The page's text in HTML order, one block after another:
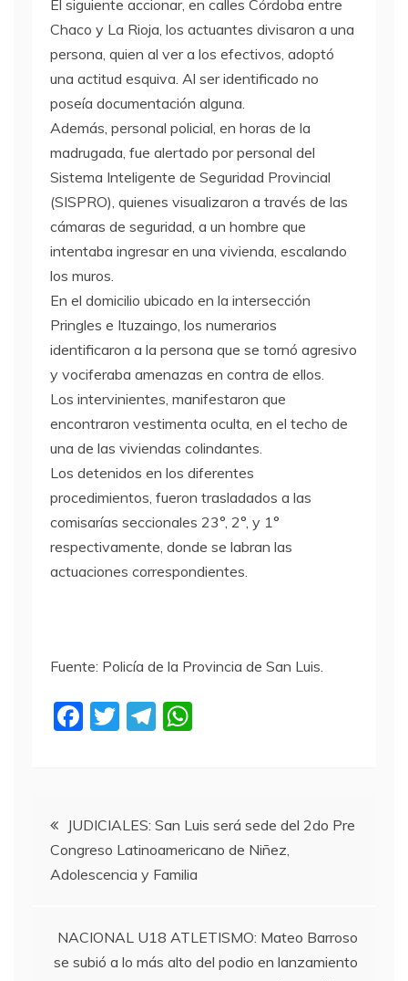
El siguiente accionar, en calles Córdoba entre
Chaco y La Rioja, los actuantes divisaron a una
persona, quien al ver a los efectivos, adoptó
una actitud esquiva. Al ser identificado no
poseía documentación alguna.
Además, personal policial, en horas de la
madrugada, fue alertado por personal del
Sistema Inteligente de Seguridad Provincial
(SISPRO), quienes visualizaron a través de las
cámaras de seguridad, a un hombre que
intentaba ingresar en una vivienda, escalando
los muros.
En el domicilio ubicado en la intersección
Pringles e Ituzaingo, los numerarios
identificaron a la persona que se tornó agresivo
y vociferaba amenazas en contra de ellos.
Los intervinientes, manifestaron que
encontraron vestimenta oculta, en el techo de
una de las viviendas colindantes.
Los detenidos en los diferentes
procedimientos, fueron trasladados a las
comisarías seccionales 23°, 2°, y 1°
respectivamente, donde se labran las
actuaciones correspondientes.
Fuente: Policía de la Provincia de San Luis.
F
b
o
o
T
T
a
m
A
p
p
Navegación
de
JUDICIALES: San Luis será sede del 2do Pre
Congreso Latinoamericano de Niñez,
Adolescencia y Familia
NACIONAL U18 ATLETISMO: Mateo Barroso
se subió a lo más alto del podio en lanzamiento